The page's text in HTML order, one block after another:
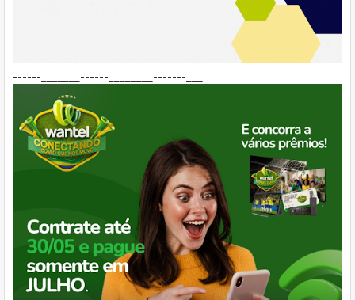
------_______------________-------___